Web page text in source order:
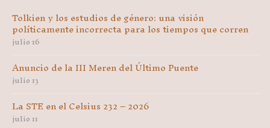
Tolkien y los estudios de género: una visión
políticamente incorrecta para los tiempos que corren
julio 16
Anuncio de la III Meren del Último Puente
julio 13
La STE en el Celsius 232 – 2026
julio 11